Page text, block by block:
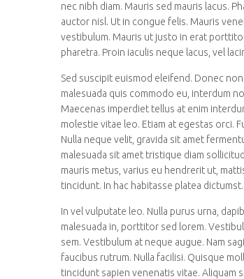
nec nibh diam. Mauris sed mauris lacus.
auctor nisl. Ut in congue felis. Mauris
vestibulum. Mauris ut justo in erat
pharetra. Proin iaculis neque lacus, vel
Sed suscipit euismod eleifend. Donec
malesuada quis commodo eu, interdum
Maecenas imperdiet tellus at enim
molestie vitae leo. Etiam at egestas orci.
Nulla neque velit, gravida sit amet
malesuada sit amet tristique diam
mauris metus, varius eu hendrerit ut,
tincidunt. In hac habitasse platea dictumst.
In vel vulputate leo. Nulla purus urna,
malesuada in, porttitor sed lorem.
sem. Vestibulum at neque augue. Nam
faucibus rutrum. Nulla facilisi. Quisque
tincidunt sapien venenatis vitae. Aliquam